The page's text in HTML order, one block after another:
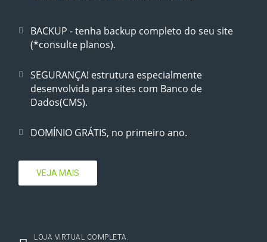
BACKUP - tenha backup completo do seu site
(*consulte planos).
SEGURANÇA! estrutura especialmente
desenvolvida para sites com Banco de
Dados(CMS).
DOMÍNIO GRÁTIS, no primeiro ano.
VEJA MAIS
LOJA VIRTUAL COMPLETA.